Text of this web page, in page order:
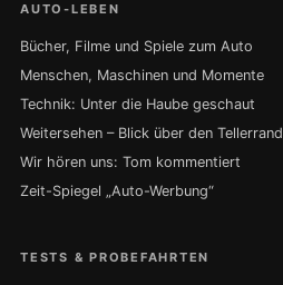
AUTO-LEBEN
Bücher, Filme und Spiele zum Auto
Menschen, Maschinen und Momente
Technik: Unter die Haube geschaut
Weitersehen – Blick über den Tellerrand
Wir hören uns: Tom kommentiert
Zeit-Spiegel „Auto-Werbung“
TESTS & PROBEFAHRTEN